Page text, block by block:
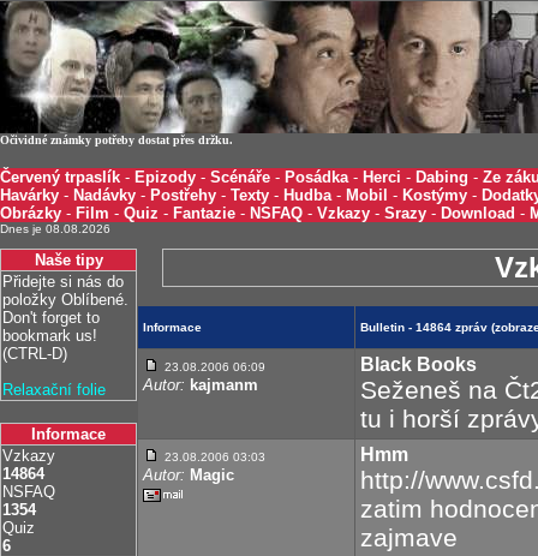
Očividné známky potřeby dostat přes držku.
Červený trpaslík - Epizody - Scénáře - Posádka- Herci - Dabing - Ze
Havárky - Nadávky - Postřehy - Texty - Hudba- Mobil - Kostýmy -
Obrázky - Film - Quiz - Fantazie - NSFAQ - Vzkazy - Srazy - Download -
Dnes je 08.08.2026
Naše tipy
Přidejte si nás do
položky Oblíbené.
Don't forget to
bookmark us!
(CTRL-D)
Relaxační folie
Informace
Vzkazy
14864
NSFAQ
1354
Quiz
6
Informace Bulletin - 14864 zpráv
23.08.2006 06:09
Autor: kajmanm
Black Books
Seženeš na
tu i horší
23.08.2006 03:03
Autor: Magic
Hmm
http://
zatim
zajmave